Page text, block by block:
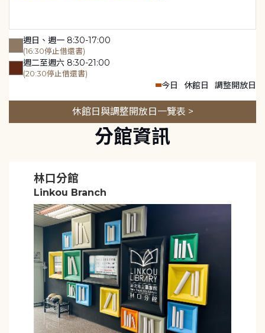
週日、週一 8:30-17:00
(16:30停止借還書)
週二至週六 8:30-21:00
(20:30停止借還書)
今日 休館日 調整開放日
休館日與調整開放日一覽表 >
分館資訊
林口分館
Linkou Branch